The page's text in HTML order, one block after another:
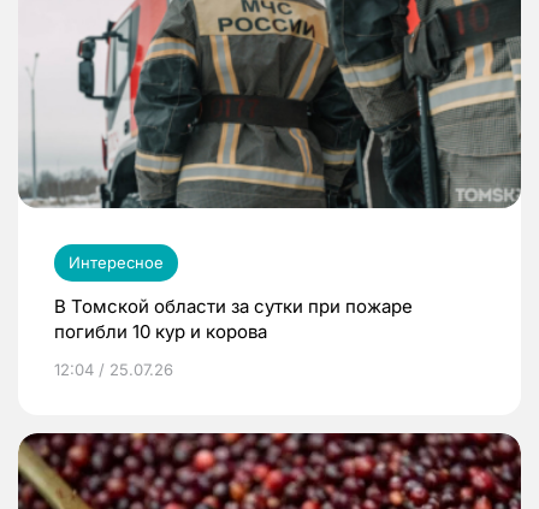
Интересное
В Томской области за сутки при пожаре
погибли 10 кур и корова
12:04 / 25.07.26